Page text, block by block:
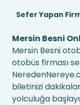
Sefer Yapan
Mersin Besni
Mersin Besni
otobüs firması
biletinizi
yolculuğa